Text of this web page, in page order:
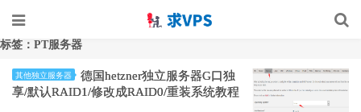
标签：PT服务器
其他独立服务器
德国hetzner独立服务器G口独
享/默认RAID1/修改成RAID0/重装系统教程